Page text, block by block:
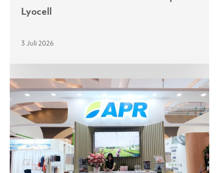
Lyocell
3 Juli 2026
Melalui
Kemitraan
yang
Kuat,
APR
Jajaki
Peluang